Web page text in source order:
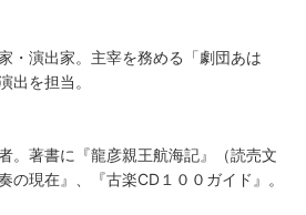
・演出家。主宰を務める「劇団あは
出を担当。
。著書に『龍彦親王航海記』（読売文
の現在』、『古楽CD１００ガイド』。